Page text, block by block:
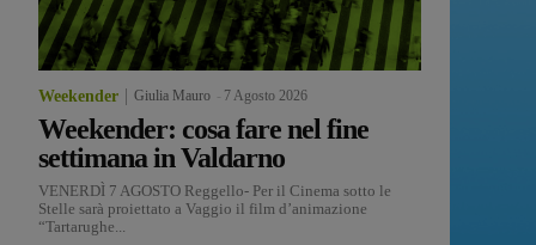
Weekender Giulia Mauro 7 Agosto 2026
Weekender: cosa fare nel fine
settimana in Valdarno
VENERDÌ 7 AGOSTO Reggello- Per il Cinema sotto le
Stelle sarà proiettato a Vaggio il film d’animazione
“Tartarughe...